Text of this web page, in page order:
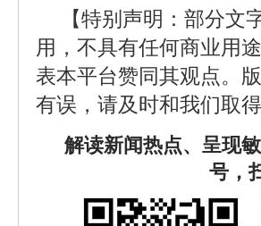
【特别声明：部分
用，不具有任何商业用
表本平台赞同其观点。
有误，请及时和我们取
解读新闻热点、呈现
号，